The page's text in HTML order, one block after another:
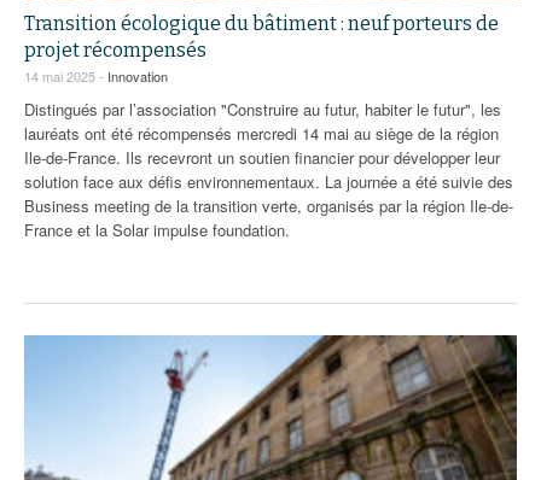
Transition écologique du bâtiment : neuf porteurs de
projet récompensés
14 mai 2025 - Innovation
Distingués par l’association "Construire au futur, habiter le futur", les
lauréats ont été récompensés mercredi 14 mai au siège de la région
Ile-de-France. Ils recevront un soutien financier pour développer leur
solution face aux défis environnementaux. La journée a été suivie des
Business meeting de la transition verte, organisés par la région Ile-de-
France et la Solar impulse foundation.